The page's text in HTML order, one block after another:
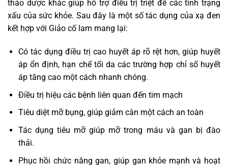
thảo dược khác giúp hỗ trợ điều trị triệt để các tình trạng
xấu của sức khỏe. Sau đây là một số tác dụng của xạ đen
kết hợp với Giảo cố lam mang lại:
Có tác dụng điều trị cao huyết áp rõ rệt hơn, giúp huyết
áp ổn định, hạn chế tối da các trường hợp chỉ số huyết
áp tăng cao một cách nhanh chóng.
Điều trị hiệu các bệnh liên quan đến tim mạch
Tiêu diệt mỡ bụng, giúp giảm cân một cách an toàn
Tác dụng tiêu mỡ giúp mỡ trong máu và gan bị đào
thải.
Phục hồi chức năng gan, giúp gan khỏe mạnh và hoạt